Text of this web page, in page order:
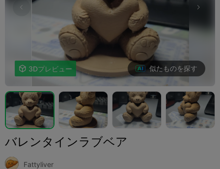
 3Dプレビュー 似たものを探す
バレンタインラブベア
Fattyliver